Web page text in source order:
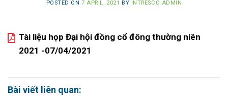
POSTED ON7 APRIL, 2021 BY INTRESCO ADMIN
Tài liệu họp Đại hội đồng cổ đông thường niên
2021 -07/04/2021
Bài viết liên quan: